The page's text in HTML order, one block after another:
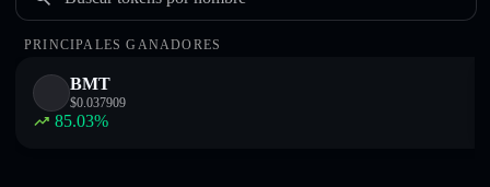
PRINCIPALES GANADORES
BMT
$0.037909
85.03%